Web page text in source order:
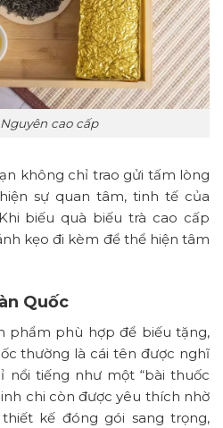
cao cấp
không chỉ trao gửi tấm lòng
sự quan tâm, tinh tế của
biếu quà biếu trà cao cấp
kẹo đi kèm để thể hiện tâm
Quốc
phẩm phù hợp để biếu tặng,
thường là cái tên được nghĩ
nổi tiếng như một “bài thuốc
chi còn được yêu thích nhờ
kế đóng gói sang trọng,